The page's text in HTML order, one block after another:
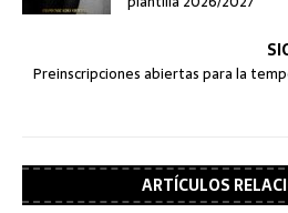
Preinscripciones abiertas para la
ARTÍCULOS